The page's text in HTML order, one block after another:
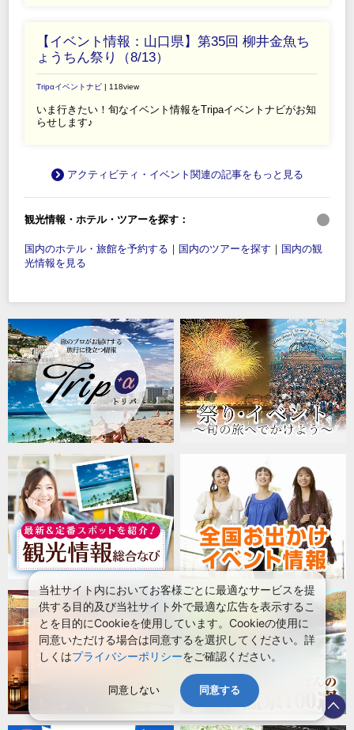
【イベント情報：山口県】第35回 柳井金魚ち
ょうちん祭り（8/13）
Tripαイベントナビ | 118view
いま行きたい！旬なイベント情報をTripaイベントナビがお知
らせします♪
アクティビティ・イベント関連の記事をもっと見る
観光情報・ホテル・ツアーを探す：
国内のホテル・旅館を予約する ｜ 国内のツアーを探す ｜ 国内の観
光情報を見る
当社サイト内においてお客様ごとに最適なサービスを提
供する目的及び当社サイト外で最適な広告を表示するこ
とを目的にCookieを使用しています。Cookieの使用に
同意いただける場合は同意するを選択してください。詳
しくはプライバシーポリシーをご確認ください。
同意しない 同意する